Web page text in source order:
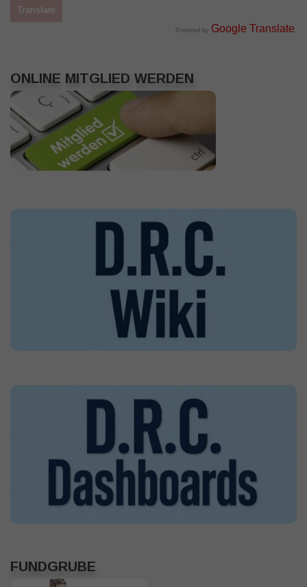
Powered by Google Translate .
ONLINE MITGLIED WERDEN
FUNDGRUBE